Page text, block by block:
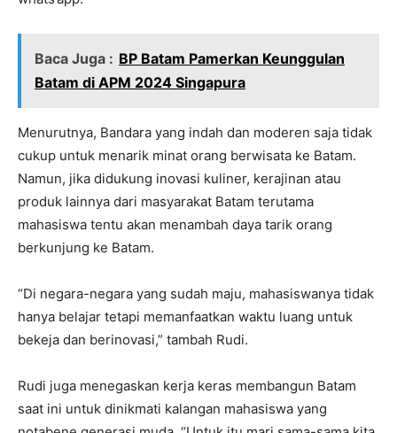
Baca Juga : BP Batam Pamerkan Keunggulan
Batam di APM 2024 Singapura
Menurutnya, Bandara yang indah dan moderen saja tidak
cukup untuk menarik minat orang berwisata ke Batam.
Namun, jika didukung inovasi kuliner, kerajinan atau
produk lainnya dari masyarakat Batam terutama
mahasiswa tentu akan menambah daya tarik orang
berkunjung ke Batam.
“Di negara-negara yang sudah maju, mahasiswanya tidak
hanya belajar tetapi memanfaatkan waktu luang untuk
bekeja dan berinovasi,” tambah Rudi.
Rudi juga menegaskan kerja keras membangun Batam
saat ini untuk dinikmati kalangan mahasiswa yang